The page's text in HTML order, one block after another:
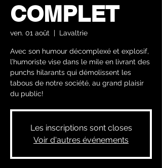
COMPLET
ven. 01 août
  |
Lavaltrie
Avec son humour décomplexé et explosif,
l’humoriste vise dans le mile en livrant des
punchs hilarants qui démolissent les
tabous de notre société, au grand plaisir
du public!
Les inscriptions sont closes
Voir d'autres événements